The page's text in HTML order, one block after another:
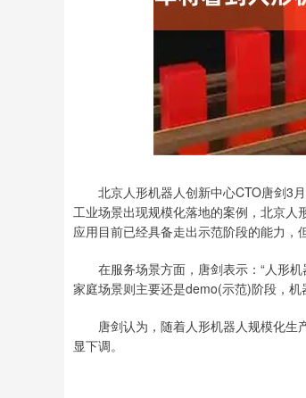
北京人形机器人创新中心CTO唐剑3月
工业场景出现规模化落地的案例，北京
应用目前已经具备走出示范阶段的能力，
在服务场景方面，唐剑表示：“人形机
家庭场景则主要还是demo(示范)阶段，
唐剑认为，随着人形机器人规模化生
显下调。
上证指数 3900.35